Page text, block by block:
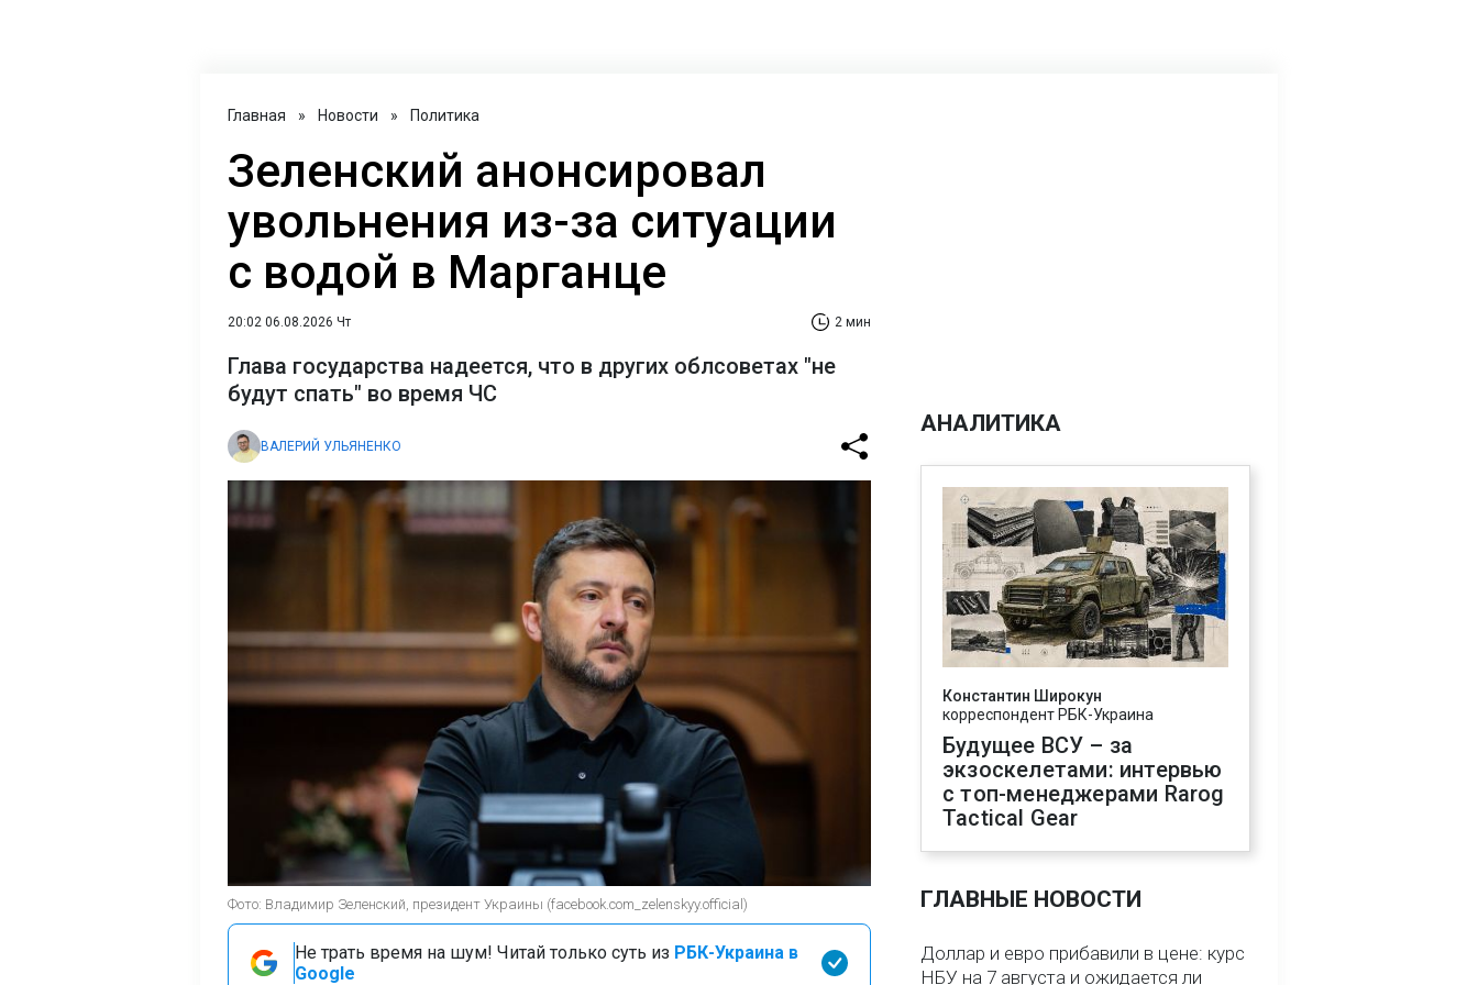
Главная » Новости » Политика
Зеленский анонсировал
увольнения из-за ситуации
с водой в Марганце
20:02 06.08.2026 Чт 2 мин
Глава государства надеется, что в других облсоветах "не
будут спать" во время ЧС
ВАЛЕРИЙ УЛЬЯНЕНКО
Фото: Владимир Зеленский, президент Украины (facebook.com_zelenskyy.official)
Не трать время на шум! Читай только суть из РБК-Украина в
Google
АНАЛИТИКА
Константин Широкун
корреспондент РБК-Украина
Будущее ВСУ – за
экзоскелетами: интервью
с топ-менеджерами Rarog
Tactical Gear
ГЛАВНЫЕ НОВОСТИ
Доллар и евро прибавили в цене: курс
НБУ на 7 августа и ожидается ли